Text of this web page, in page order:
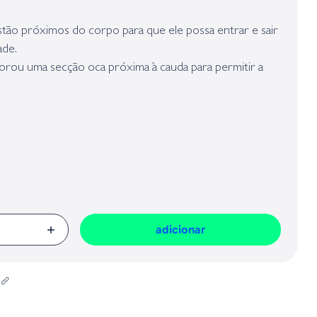
próximos do corpo para que ele possa entrar e sair
uma secção oca próxima à cauda para permitir a
da isca.
adicionar